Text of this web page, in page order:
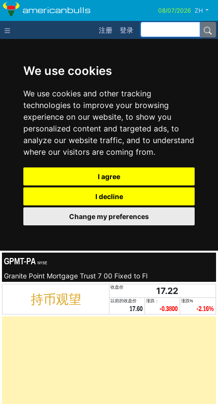
We use cookies
We use cookies and other tracking
technologies to improve your browsing
experience on our website, to show you
personalized content and targeted ads, to
analyze our website traffic, and to understand
where our visitors are coming from.
I agree
I decline
Change my preferences
americanbulls ZH
注册 登录
GPMT-PA NYSE
Granite Point Mortgage Trust 7 00 Fixed to Fl
持币观望
收盘价 17.22
以前的收盘价
17.60
涨跌：
-0.3800
涨跌%
-2.16%